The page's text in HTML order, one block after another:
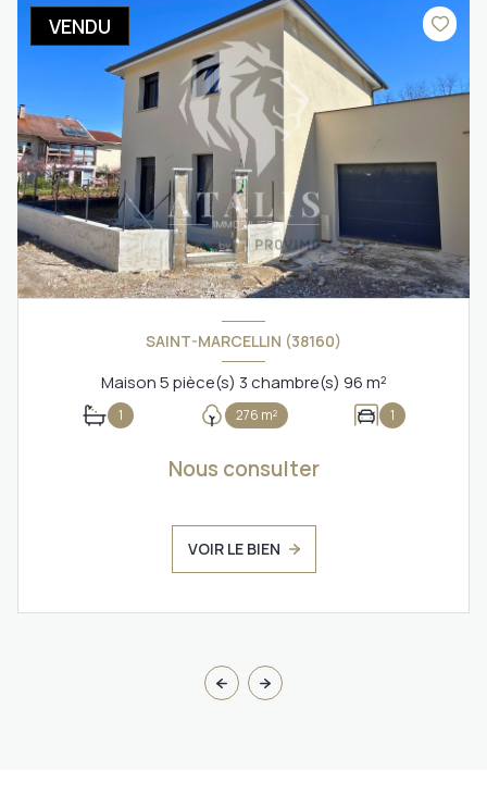
VENDU
SAINT-MARCELLIN (38160)
Maison 5 pièce(s) 3 chambre(s) 96 m²
1 276 m² 1
Nous consulter
VOIR LE BIEN